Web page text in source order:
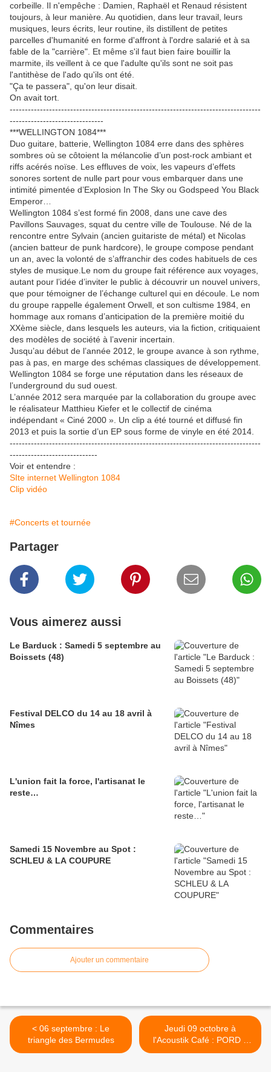
corbeille. Il n'empêche : Damien, Raphaël et Renaud résistent
toujours, à leur manière. Au quotidien, dans leur travail, leurs
musiques, leurs écrits, leur routine, ils distillent de petites
parcelles d'humanité en forme d'affront à l'ordre salarié et à sa
fable de la "carrière". Et même s'il faut bien faire bouillir la
marmite, ils veillent à ce que l'adulte qu'ils sont ne soit pas
l'antithèse de l'ado qu'ils ont été.
"Ça te passera", qu'on leur disait.
On avait tort.
-----------------------------------------------------------------------------------
-------------------------------
***WELLINGTON 1084***
Duo guitare, batterie, Wellington 1084 erre dans des sphères
sombres où se côtoient la mélancolie d’un post-rock ambiant et
riffs acérés noïse. Les effluves de voix, les vapeurs d’effets
sonores sortent de nulle part pour vous embarquer dans une
intimité pimentée d’Explosion In The Sky ou Godspeed You Black
Emperor…
Wellington 1084 s’est formé fin 2008, dans une cave des
Pavillons Sauvages, squat du centre ville de Toulouse. Né de la
rencontre entre Sylvain (ancien guitariste de métal) et Nicolas
(ancien batteur de punk hardcore), le groupe compose pendant
un an, avec la volonté de s’affranchir des codes habituels de ces
styles de musique.Le nom du groupe fait référence aux voyages,
autant pour l’idée d’inviter le public à découvrir un nouvel univers,
que pour témoigner de l’échange culturel qui en découle. Le nom
du groupe rappelle également Orwell, et son cultisme 1984, en
hommage aux romans d’anticipation de la première moitié du
XXème siècle, dans lesquels les auteurs, via la fiction, critiquaient
des modèles de société à l’avenir incertain.
Jusqu’au début de l’année 2012, le groupe avance à son rythme,
pas à pas, en marge des schémas classiques de développement.
Wellington 1084 se forge une réputation dans les réseaux de
l’underground du sud ouest.
L’année 2012 sera marquée par la collaboration du groupe avec
le réalisateur Matthieu Kiefer et le collectif de cinéma
indépendant « Ciné 2000 ». Un clip a été tourné et diffusé fin
2013 et puis la sortie d’un EP sous forme de vinyle en été 2014.
-----------------------------------------------------------------------------------
-----------------------------
Voir et entendre :
SIte internet Wellington 1084
Clip vidéo
#Concerts et tournée
Partager
Vous aimerez aussi
Le Barduck : Samedi 5 septembre au
Boissets (48)
Festival DELCO du 14 au 18 avril à
Nîmes
L'union fait la force, l'artisanat le
reste…
Samedi 15 Novembre au Spot :
SCHLEU & LA COUPURE
Commentaires
Ajouter un commentaire
< 06 septembre : Le
triangle des Bermudes
Jeudi 09 octobre à
l'Acoustik Café : PORD +
HARAH + FLX >